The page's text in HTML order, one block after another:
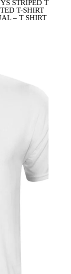
STRIPED T
T-SHIRT
– T SHIRT